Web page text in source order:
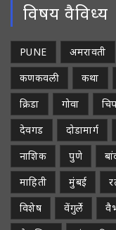
विषय वैविध्य
PUNE अमरावती
कणकवली
कथा
क्रिडा
गोवा
देवगड
दोडामार्ग
नाशिक
पुणे
माहिती
मुंबई
विशेष
वेंगुर्ले